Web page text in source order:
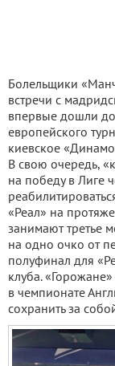
Болельщики
встречи с
впервые дошли
европейского
киевское
В свою очередь,
на победу в Лиге
«Реал» на
занимают третье
на одно очко от
полуфинал для
клуба.
в чемпионате
сохранить за